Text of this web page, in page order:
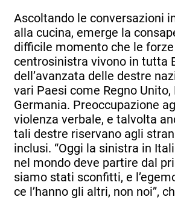
Ascoltando le conversazioni
alla cucina, emerge la
difficile momento che le forze
centrosinistra vivono in tutta
dell’avanzata delle destre
vari Paesi come Regno Unito,
Germania. Preoccupazione
violenza verbale, e talvolta
tali destre riservano agli
inclusi. “Oggi la sinistra in
nel mondo deve partire dal
siamo stati sconfitti, e
ce l’hanno gli altri, non noi”,